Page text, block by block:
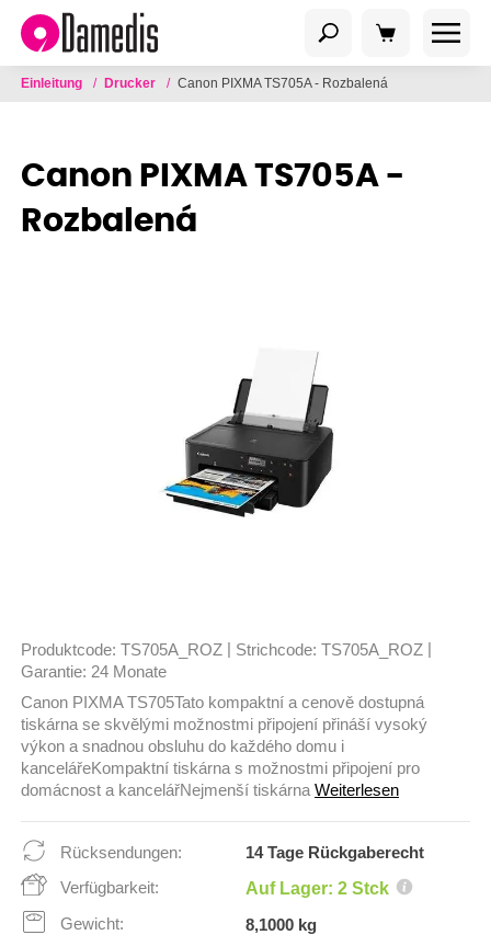
Einleitung / Drucker / Canon PIXMA TS705A - Rozbalená
Canon PIXMA TS705A -
Rozbalená
Produktcode: TS705A_ROZ Strichcode: TS705A_ROZ
Garantie: 24 Monate
Canon PIXMA TS705Tato kompaktní a cenově dostupná
tiskárna se skvělými možnostmi připojení přináší vysoký
výkon a snadnou obsluhu do každého domu i
kancelářeKompaktní tiskárna s možnostmi připojení pro
domácnost a kancelářNejmenší tiskárnaWeiterlesen
Rücksendungen:
14 Tage Rückgaberecht
Verfügbarkeit:
Auf Lager: 2 Stck
Gewicht: 8,1000 kg